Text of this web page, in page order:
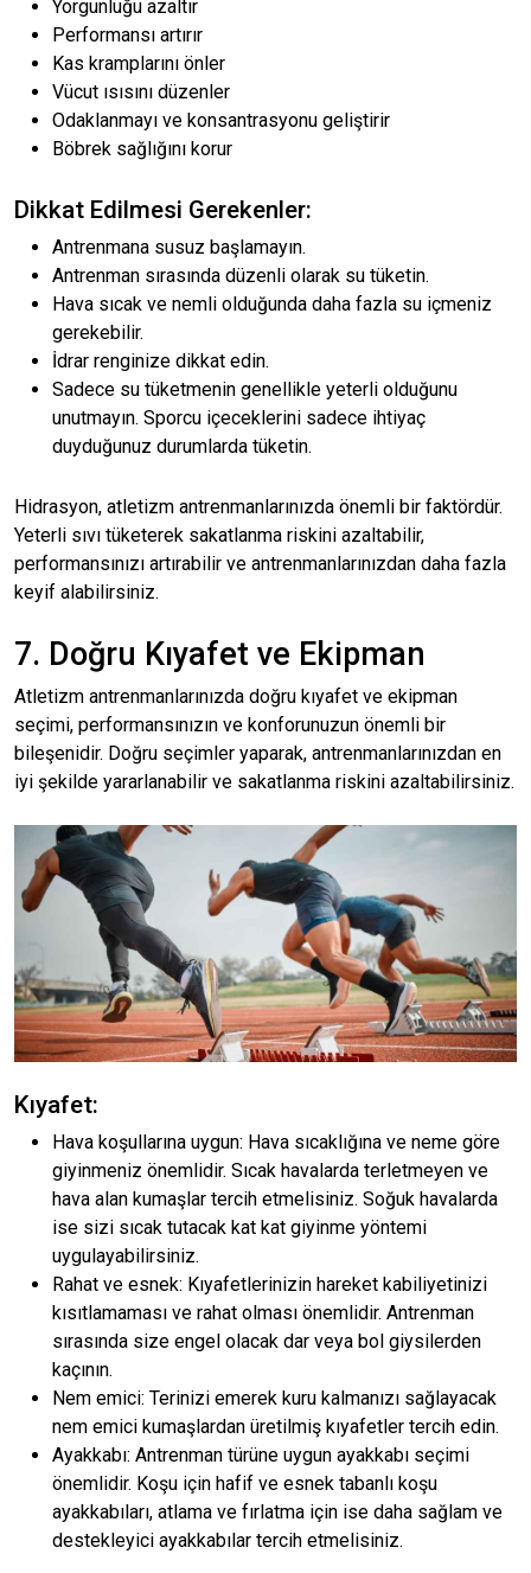
Yorgunluğu azaltır
Performansı artırır
Kas kramplarını önler
Vücut ısısını düzenler
Odaklanmayı ve konsantrasyonu geliştirir
Böbrek sağlığını korur
Dikkat Edilmesi Gerekenler:
Antrenmana susuz başlamayın.
Antrenman sırasında düzenli olarak su tüketin.
Hava sıcak ve nemli olduğunda daha fazla su içmeniz
gerekebilir.
İdrar renginize dikkat edin.
Sadece su tüketmenin genellikle yeterli olduğunu
unutmayın. Sporcu içeceklerini sadece ihtiyaç
duyduğunuz durumlarda tüketin.
Hidrasyon, atletizm antrenmanlarınızda önemli bir faktördür.
Yeterli sıvı tüketerek sakatlanma riskini azaltabilir,
performansınızı artırabilir ve antrenmanlarınızdan daha fazla
keyif alabilirsiniz.
7. Doğru Kıyafet ve Ekipman
Atletizm antrenmanlarınızda doğru kıyafet ve ekipman
seçimi, performansınızın ve konforunuzun önemli bir
bileşenidir. Doğru seçimler yaparak, antrenmanlarınızdan en
iyi şekilde yararlanabilir ve sakatlanma riskini azaltabilirsiniz.
Kıyafet:
Hava koşullarına uygun: Hava sıcaklığına ve neme göre
giyinmeniz önemlidir. Sıcak havalarda terletmeyen ve
hava alan kumaşlar tercih etmelisiniz. Soğuk havalarda
ise sizi sıcak tutacak kat kat giyinme yöntemi
uygulayabilirsiniz.
Rahat ve esnek: Kıyafetlerinizin hareket kabiliyetinizi
kısıtlamaması ve rahat olması önemlidir. Antrenman
sırasında size engel olacak dar veya bol giysilerden
kaçının.
Nem emici: Terinizi emerek kuru kalmanızı sağlayacak
nem emici kumaşlardan üretilmiş kıyafetler tercih edin.
Ayakkabı: Antrenman türüne uygun ayakkabı seçimi
önemlidir. Koşu için hafif ve esnek tabanlı koşu
ayakkabıları, atlama ve fırlatma için ise daha sağlam ve
destekleyici ayakkabılar tercih etmelisiniz.